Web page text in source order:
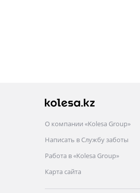
О компании «Kolesa Group»
Написать в Службу заботы
Работа в «Kolesa Group»
Карта сайта